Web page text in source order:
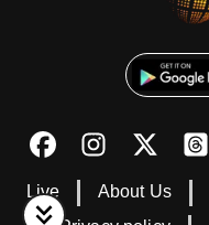
Live About Us